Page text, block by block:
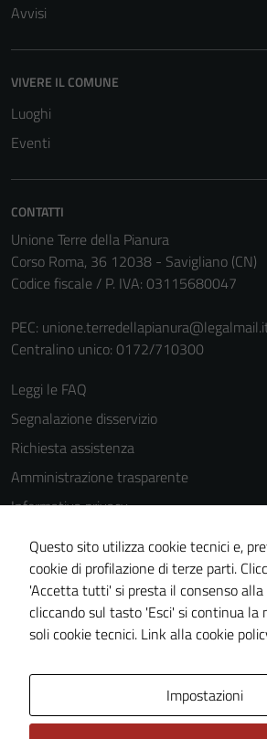
Avvisi
VIVERE IL COMUNE
Luoghi
Eventi
CONTATTI
Unione Terre della Pianura
Corso Roma, 36 12038 - Savigliano (CN)
Codice fiscale / P. IVA: 03115680047
PEC:
Centralino unico: 0172/710300
Leggi le FAQ
Segnalazione disservizio
Richiesta assistenza
Amministrazione trasparente
Informativa privacy
Note legali
Dichiarazione di accessibilità
Piano di miglioramento del sito
Questo sito utilizza cookie tecnici e,
cookie di profilazione di terze parti.
'Accetta tutti' si presta il consenso alla
cliccando sul tasto 'Esci' si continua la
soli cookie tecnici. Link alla cookie
Impostazioni
per il
essere
La
di